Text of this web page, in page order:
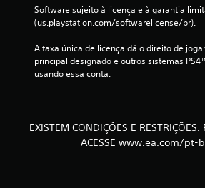
Software sujeito à licença e à garantia
(us.playstation.com/softwarelicense/br).
A taxa única de licença dá o direito de
principal designado e outros sistemas
usando essa conta.
EXISTEM CONDIÇÕES E
ACESSE www.ea.com/pt-